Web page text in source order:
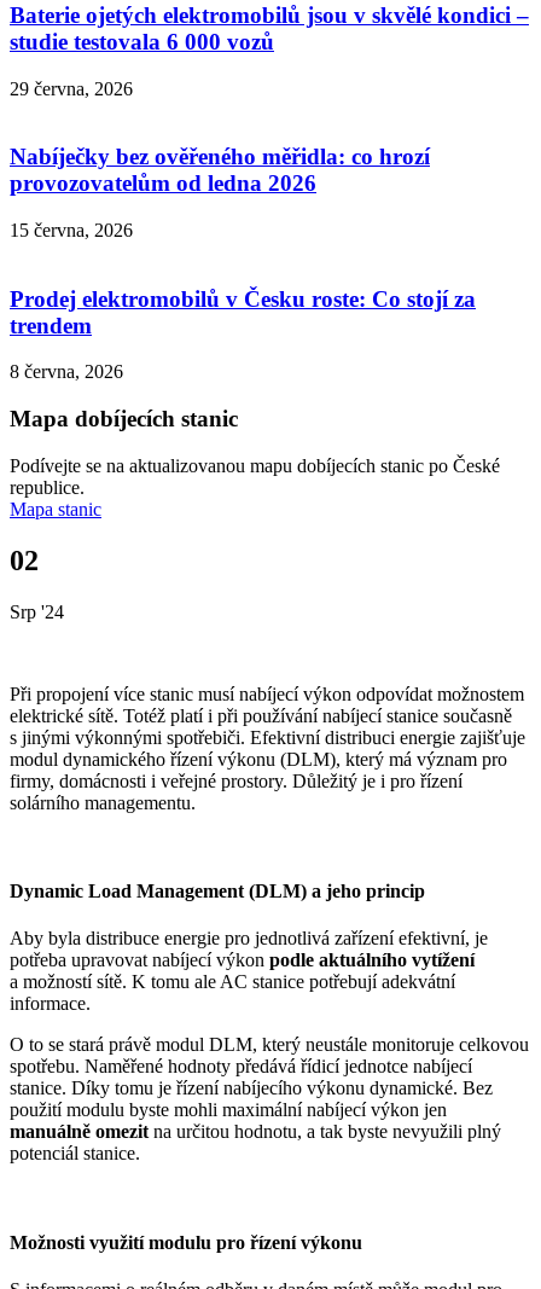
Baterie ojetých elektromobilů jsou v skvělé kondici –
studie testovala 6 000 vozů
29 června, 2026
Nabíječky bez ověřeného měřidla: co hrozí
provozovatelům od ledna 2026
15 června, 2026
Prodej elektromobilů v Česku roste: Co stojí za
trendem
8 června, 2026
Mapa dobíjecích stanic
Podívejte se na aktualizovanou mapu dobíjecích stanic po České
republice.
Mapa stanic
02
Srp '24
Při propojení více stanic musí nabíjecí výkon odpovídat možnostem
elektrické sítě. Totéž platí i při používání nabíjecí stanice současně
s jinými výkonnými spotřebiči. Efektivní distribuci energie zajišťuje
modul dynamického řízení výkonu (DLM), který má význam pro
firmy, domácnosti i veřejné prostory. Důležitý je i pro řízení
solárního managementu.
Dynamic Load Management (DLM) a jeho princip
Aby byla distribuce energie pro jednotlivá zařízení efektivní, je
potřeba upravovat nabíjecí výkon podle aktuálního vytížení
a možností sítě. K tomu ale AC stanice potřebují adekvátní
informace.
O to se stará právě modul DLM, který neustále monitoruje celkovou
spotřebu. Naměřené hodnoty předává řídicí jednotce nabíjecí
stanice. Díky tomu je řízení nabíjecího výkonu dynamické. Bez
použití modulu byste mohli maximální nabíjecí výkon jen
manuálně omezit na určitou hodnotu, a tak byste nevyužili plný
potenciál stanice.
Možnosti využití modulu pro řízení výkonu